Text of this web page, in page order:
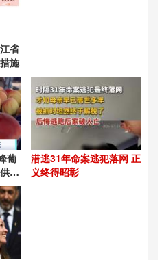
省
施
葡
应
潜逃31年命案逃犯落网 正
义终得昭彰